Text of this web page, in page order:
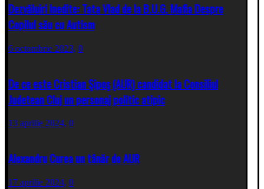
Dezvăluiri Inedite: Tata Vlad de la B.U.G. Mafia Despre
Copilul său cu Autism
6 octombrie 2023, 0
De ce este Cristian Şipoş (AUR) candidat la Consiliul
Judetean Cluj un personaj politic atipic
13 aprilie 2024, 0
Alexandru Curea un tânăr de AUR
17 aprilie 2024, 0